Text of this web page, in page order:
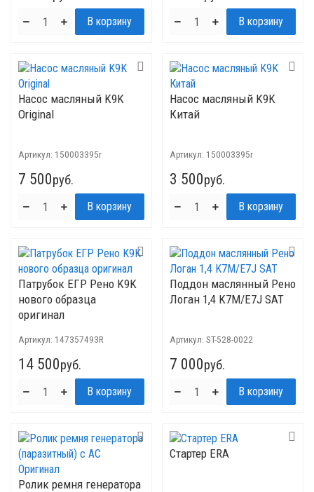
Насос масляный K9K
Original
Артикул: 150003395r
7 500руб.
Насос масляный K9K
Китай
Артикул: 150003395r
3 500руб.
Патрубок ЕГР Рено K9K
нового образца
оригинал
Артикул: 147357493R
14 500руб.
Поддон маслянный Рено
Логан 1,4 K7M/E7J SAT
Артикул: ST-528-0022
7 000руб.
Ролик ремня генератора
Стартер ERA